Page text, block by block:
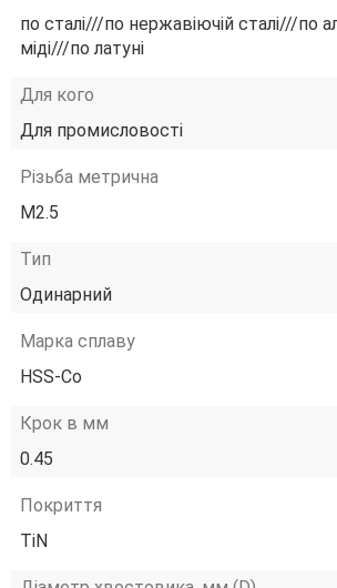
по сталі///по нержавіючій сталі///по
міді///по латуні
Для кого
Для промисловості
Різьба метрична
М2.5
Тип
Одинарний
Марка сплаву
HSS-Co
Крок в мм
0.45
Покриття
TiN